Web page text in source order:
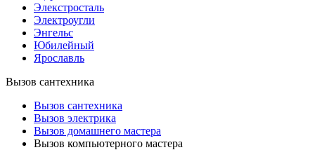
Элекстросталь
Электроугли
Энгельс
Юбилейный
Ярославль
Вызов сантехника
Вызов сантехника
Вызов электрика
Вызов домашнего мастера
Вызов компьютерного мастера